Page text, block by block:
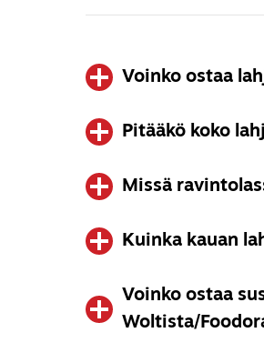
illallis-/Voinko ostaa
Tottahan toki! Voit ostaa
voit halutessasi tulostaa
Pitääkö koko
Ei suinkaan! Voit käyttää
Missä
Lahjakorttimme ovat
Kuinka kauan
Lahjakortti on voimassa
Voinko ostaa
Woltista/